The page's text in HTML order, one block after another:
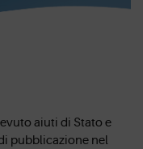
aiuti di Stato e
pubblicazione nel